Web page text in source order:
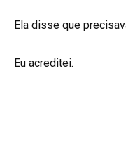
Ela disse que
Eu acreditei.